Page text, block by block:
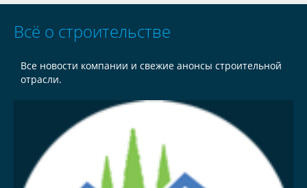
Всё о строительстве
Все новости компании и свежие анонсы строительной
отрасли.